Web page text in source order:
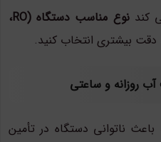
کند
نوع مناسب دستگاه (RO،
دقت بیشتری انتخاب کنید.
ناتوانی دستگاه در تأمین